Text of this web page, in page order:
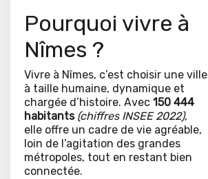
Pourquoi vivre à
Nîmes ?
Vivre à Nîmes, c’est choisir une ville
à taille humaine, dynamique et
chargée d’histoire. Avec 150 444
habitants (chiffres INSEE 2022),
elle offre un cadre de vie agréable,
loin de l’agitation des grandes
métropoles, tout en restant bien
connectée.